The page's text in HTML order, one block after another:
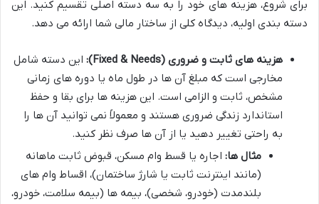
برای شروع، هزینه های خود را به سه دسته اصلی تقسیم کنید. این
دسته بندی اولیه، دیدگاه کلی از ساختار مالی شما ارائه می دهد.
هزینه های ثابت و ضروری (Fixed & Needs):
این دسته شامل
مخارجی است که مبلغ آن ها در طول ماه یا دوره های زمانی
مشخص، ثابت و الزامی است. این هزینه ها برای بقا و حفظ
استاندارد زندگی ضروری هستند و معمولاً نمی توانید آن ها را
به راحتی تغییر دهید یا از آن ها صرف نظر کنید.
مثال ها: اجاره یا قسط وام مسکن، قبوض ثابت ماهانه
(مانند اینترنت ثابت یا شارژ ساختمان)، اقساط وام های
بلندمدت (خودرو، شخصی)، بیمه ها (بیمه سلامت، خودرو،